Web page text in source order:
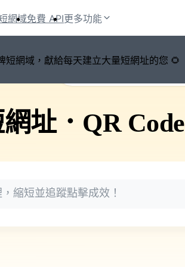
短網域，獻給每天建立大量短網址的您 🌻
網域免費 API更多功能
🚀 PicSee 短網址永久有效
址． QR Code